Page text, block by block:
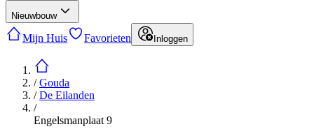
Nieuwbouw
Mijn Huis Favorieten Inloggen
/Gouda
/De Eilanden
/
Engelsmanplaat 9